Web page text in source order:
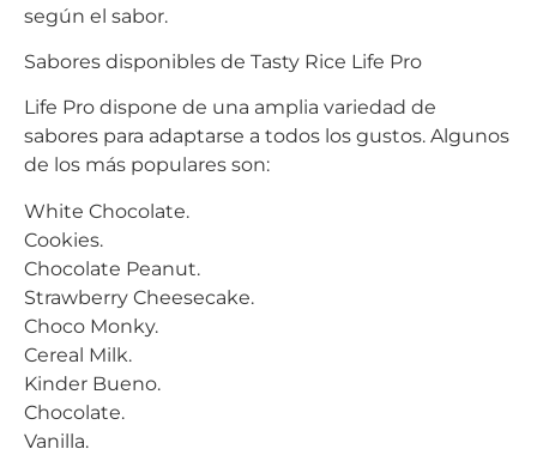
según el sabor.
Sabores disponibles de Tasty Rice Life Pro
Life Pro dispone de una amplia variedad de
sabores para adaptarse a todos los gustos. Algunos
de los más populares son:
White Chocolate.
Cookies.
Chocolate Peanut.
Strawberry Cheesecake.
Choco Monky.
Cereal Milk.
Kinder Bueno.
Chocolate.
Vanilla.